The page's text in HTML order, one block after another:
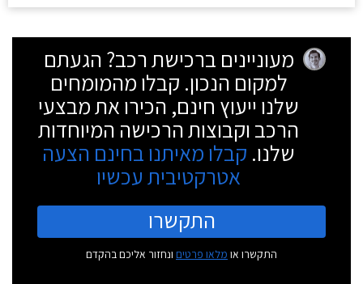
מעוניינים ברכישת רכב? הגעתם
למקום הנכון. קבלו מהמומחים
שלנו ייעוץ חינם, הכירו את מבצעי
הרכב וקבוצות הרכישה המיוחדות
שלנו. קבלו מאיתנו בחינם הצעה
אטרקטיבית עכשיו
התקשרו
התקשרו או מלאו פרטים ונחזור אליכם בהקדם